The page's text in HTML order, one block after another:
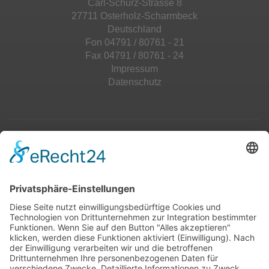
Carl-Schurz-Strasse 8
27711 Osterholz-Scharmbeck
Deutschland
Fon 04791 / 80761 - 21
Fax 04791 / 80761 - 24
Impressum
Datenschutz
Jahrescharts
Top 100